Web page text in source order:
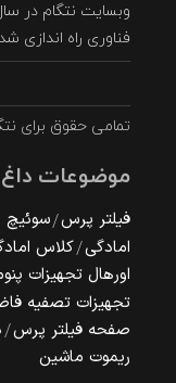
فناوری راه اندازی
تمامی حقوق برای
موضوعات
فیلتر پرس سوئیچ
امادگی کلاس
اورهال تجهیزات
تجهیزات تصفیه
صفحه فیلتر پرس
ریموت ماشین